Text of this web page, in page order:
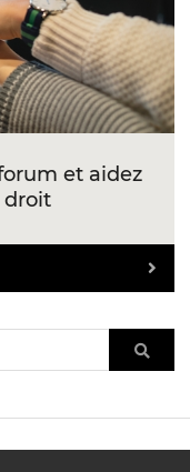
et aidez
droit